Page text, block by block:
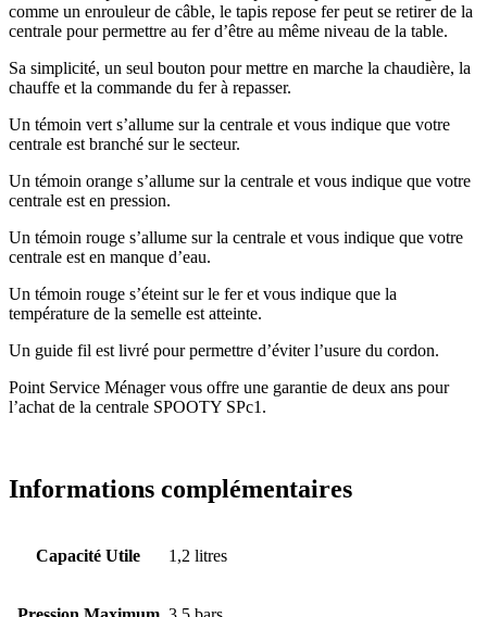
comme un enrouleur de câble, le tapis repose fer peut se retirer de la
centrale pour permettre au fer d’être au même niveau de la table.
Sa simplicité, un seul bouton pour mettre en marche la chaudière, la
chauffe et la commande du fer à repasser.
Un témoin vert s’allume sur la centrale et vous indique que votre
centrale est branché sur le secteur.
Un témoin orange s’allume sur la centrale et vous indique que votre
centrale est en pression.
Un témoin rouge s’allume sur la centrale et vous indique que votre
centrale est en manque d’eau.
Un témoin rouge s’éteint sur le fer et vous indique que la
température de la semelle est atteinte.
Un guide fil est livré pour permettre d’éviter l’usure du cordon.
Point Service Ménager vous offre une garantie de deux ans pour
l’achat de la centrale SPOOTY SPc1.
Informations complémentaires
Capacité Utile 1,2 litres